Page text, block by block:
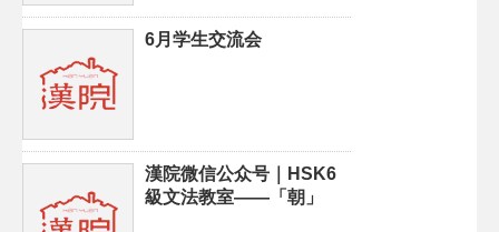
6月学生交流会
漢院微信公众号｜HSK6
級文法教室——「朝」